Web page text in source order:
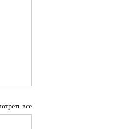
все